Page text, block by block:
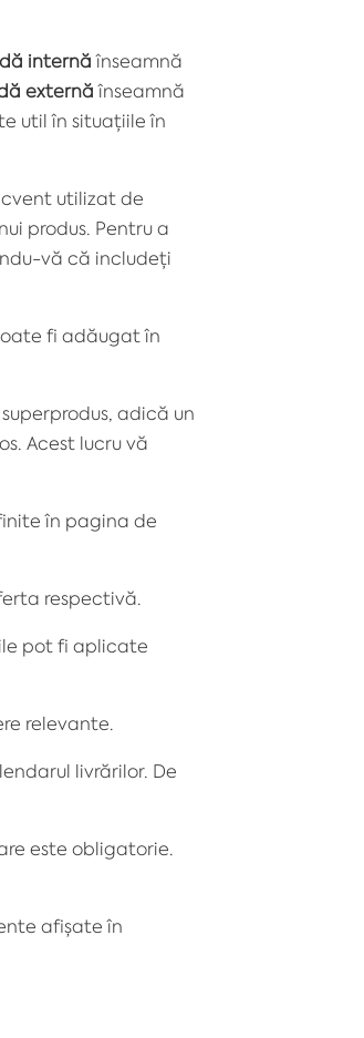
internă înseamnă
externăînseamnă
util în situațiile în
utilizat de
produs. Pentru a
vă că includeți
fi adăugat în
superprodus, adică un
Acest lucru vă
în pagina de
respectivă.
pot fi aplicate
relevante.
livrărilor. De
este obligatorie.
afișate în